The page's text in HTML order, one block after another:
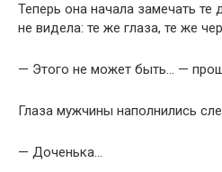
Теперь она начала замечать те
не видела: те же глаза, те же
— Этого не может быть… —
Глаза мужчины наполнились
— Доченька…